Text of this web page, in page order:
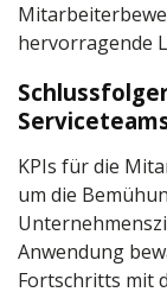
hervorragende
KPIs für die
um die
Anwendung
Fortschritts mit